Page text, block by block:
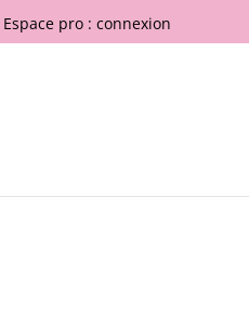
Espace pro : connexion